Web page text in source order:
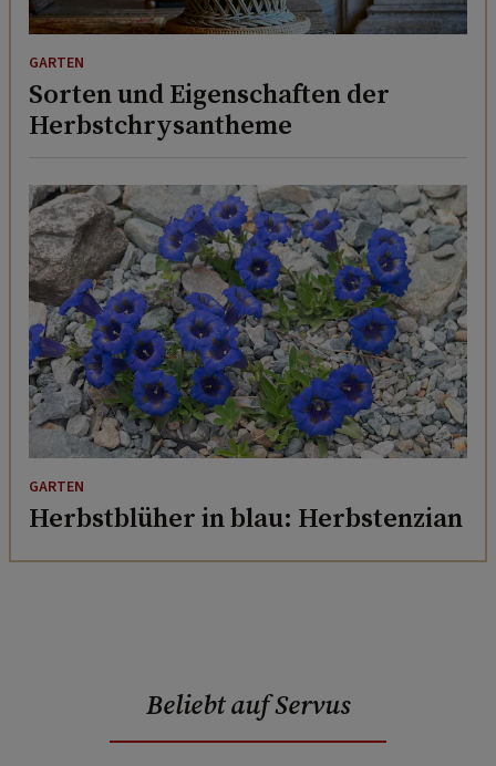
GARTEN
Sorten und Eigenschaften der
Herbstchrysantheme
GARTEN
Herbstblüher in blau: Herbstenzian
Beliebt auf Servus